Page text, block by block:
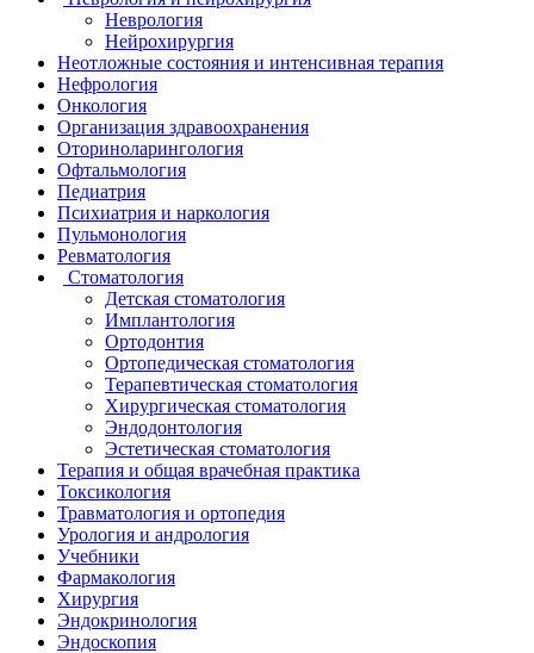
Неврология
Нейрохирургия
Неотложные состояния и интенсивная терапия
Нефрология
Онкология
Организация здравоохранения
Оториноларингология
Офтальмология
Педиатрия
Психиатрия и наркология
Пульмонология
Ревматология
Стоматология
Детская стоматология
Имплантология
Ортодонтия
Ортопедическая стоматология
Терапевтическая стоматология
Хирургическая стоматология
Эндодонтология
Эстетическая стоматология
Терапия и общая врачебная практика
Токсикология
Травматология и ортопедия
Урология и андрология
Учебники
Фармакология
Хирургия
Эндокринология
Эндоскопия